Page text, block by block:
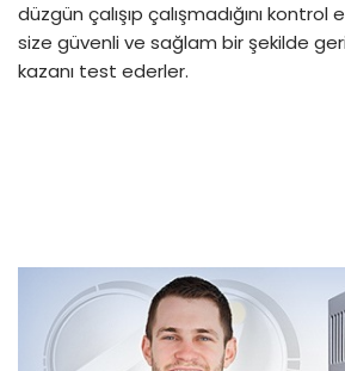
düzgün çalışıp çalışmadığını
size güvenli ve sağlam bir şekilde
kazanı test ederler.